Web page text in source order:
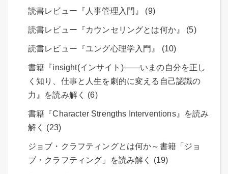
読書レビュー『人事管理入門』 (9)
読書レビュー『カウンセリングとは何か』 (5)
読書レビュー『ユング心理学入門』 (10)
書籍『insight(インサイト)――いまの自分を正し
く知り、仕事と人生を劇的に変える自己認識の
力』を読み解く (6)
書籍『Character Strengths Interventions』を読み
解く (23)
ジョブ・クラフティングとは何か～書籍「ジョ
ブ・クラフティング」を読み解く (19)